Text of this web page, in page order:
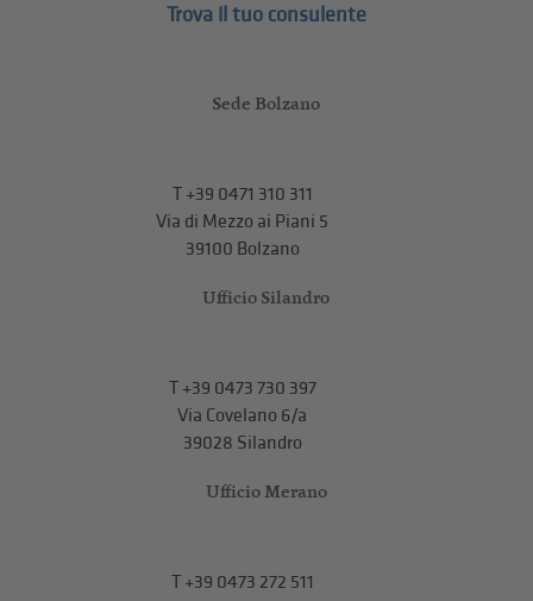
Trova il tuo consulente
Sede Bolzano
T+39 0471 310 311
Via di Mezzo ai Piani 5
39100 Bolzano
Ufficio Silandro
T+39 0473 730 397
Via Covelano 6/a
39028 Silandro
Ufficio Merano
T+39 0473 272 511